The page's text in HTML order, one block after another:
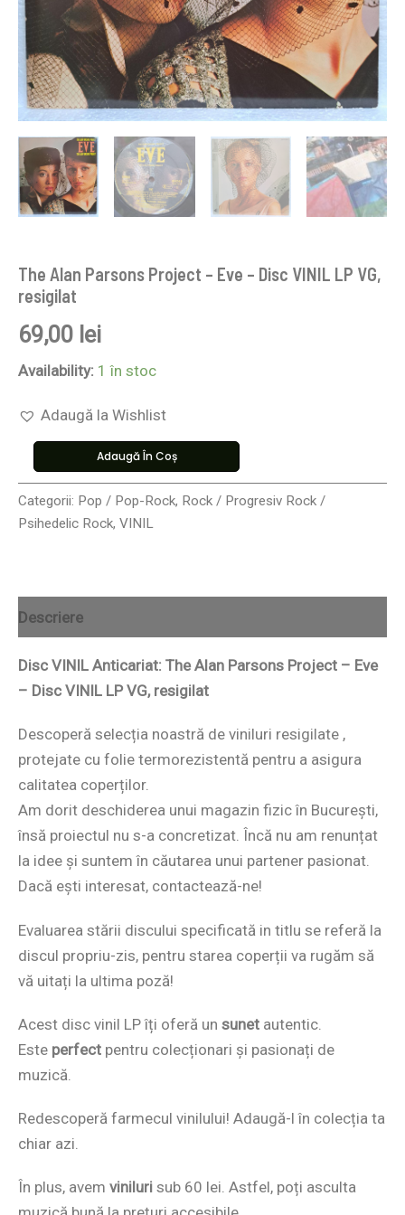
The Alan Parsons Project – Eve – Disc VINIL LP VG,
resigilat
69,00 lei
Availability: 1 în stoc
Adaugă la Wishlist
Adaugă În Coș
Categorii: Pop / Pop-Rock, Rock / Progresiv Rock /
Psihedelic Rock, VINIL
Descriere
Disc VINIL Anticariat: The Alan Parsons Project – Eve
– Disc VINIL LP VG, resigilat
Descoperă selecția noastră de viniluri resigilate ,
protejate cu folie termorezistentă pentru a asigura
calitatea coperților.
Am dorit deschiderea unui magazin fizic în București,
însă proiectul nu s-a concretizat. Încă nu am renunțat
la idee și suntem în căutarea unui partener pasionat.
Dacă ești interesat, contactează-ne!
Evaluarea stării discului specificată in titlu se referă la
discul propriu-zis, pentru starea coperții va rugăm să
vă uitați la ultima poză!
Acest disc vinil LP îți oferă un sunet autentic.
Este perfect pentru colecționari și pasionați de
muzică.
Redescoperă farmecul vinilului! Adaugă-l în colecția ta
chiar azi.
În plus, avem viniluri sub 60 lei. Astfel, poți asculta